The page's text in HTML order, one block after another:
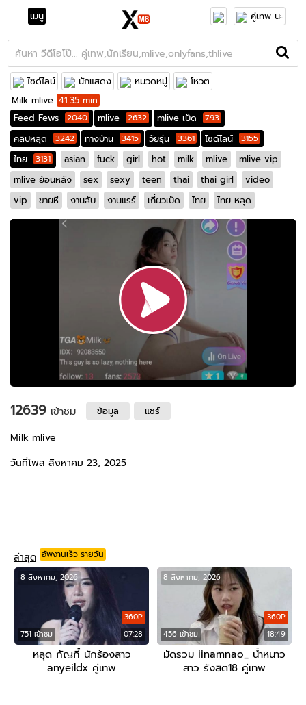
เมนู คู่เทพ นะ
ไซด์ไลน์ นักแสดง หมวดหมู่
โหวต
Milk mlive 41:35 min
Feed Fews
2040 mlive 2632 mlive เบ็ด 793
คลิปหลุด 3242 ทางบ้าน 3415 วัยรุ่น 3361 ไซด์ไลน์ 3155
ไทย 3131 asian fuck girl hot milk mlive
mlive vip
mlive ย้อนหลัง
sex sexy teen thai thai girl
video
vip
ขายหี งานลับ งานแรร์ เกี่ยวเบ็ด ไทย ไทย หลุด
12639 เข้าชม ข้อมูล แชร์
Milk mlive
วันที่โพส สิงหาคม 23, 2025
ล่าสุด อัพงานเร็ว รายวัน
751 เข้าชม 07:28
360P
8 สิงหาคม, 2026
หลุด กัญกี้ นักร้องสาว
anyeildx คู่เทพ
456 เข้าชม 18:49
360P
8 สิงหาคม, 2026
มัดรวม iinamnao_ น้ำหนาว
สาว รังสิต18 คู่เทพ